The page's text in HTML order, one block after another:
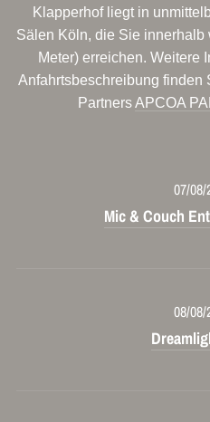
Klapperhof liegt in
Sälen Köln, die Sie
Meter) erreichen. Weitere
Anfahrtsbeschreibung finden
PartnersAPCOA
07/08/
Mic & Couch
08/08/